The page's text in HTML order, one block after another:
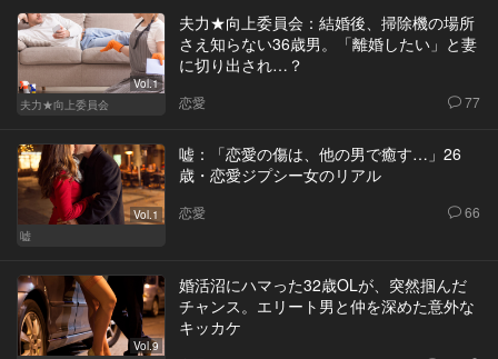
Vol.1
夫力★向上委員会
夫力★向上委員会：結婚後、掃除機の場所
さえ知らない36歳男。「離婚したい」と妻
に切り出され…？
恋愛 77
Vol.1
嘘
嘘：「恋愛の傷は、他の男で癒す…」26
歳・恋愛ジプシー女のリアル
恋愛 66
Vol.9
婚活沼にハマった32歳OLが、突然掴んだ
チャンス。エリート男と仲を深めた意外な
キッカケ